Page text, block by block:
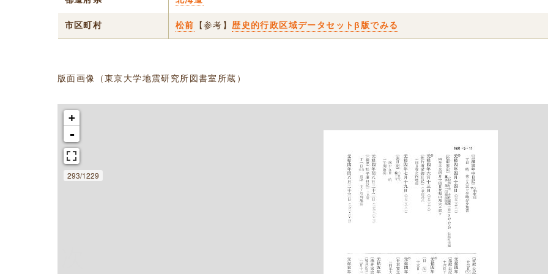
市区町村 松前 【参考】 歴史的行政区域データセットβ版でみる
版面画像（東京大学地震研究所図書室所蔵）
+
-
293/1229